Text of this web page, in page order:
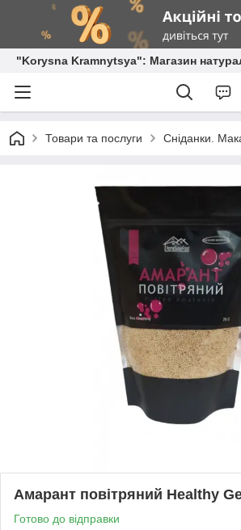
"Korysna Kramnytsya": Магазин
Товари та послуги Сніданки.
Амарант повітряний Healthy
Готово до відправки